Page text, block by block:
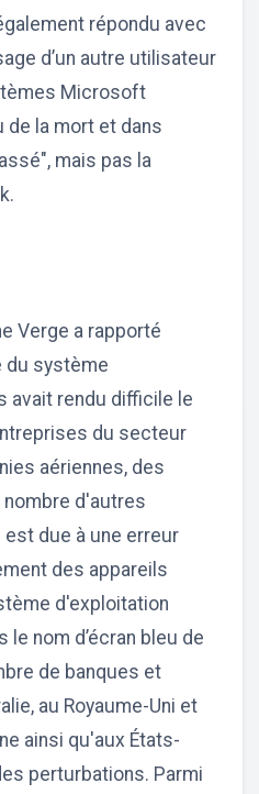
répondu avec
d’un autre utilisateur
Microsoft
de la mort et dans
mais pas la
Verge a rapporté
du système
avait rendu difficile le
du secteur
aériennes, des
d'autres
due à une erreur
des appareils
d'exploitation
nom d’écran bleu de
de banques et
au Royaume-Uni et
ainsi qu'aux États-
perturbations. Parmi